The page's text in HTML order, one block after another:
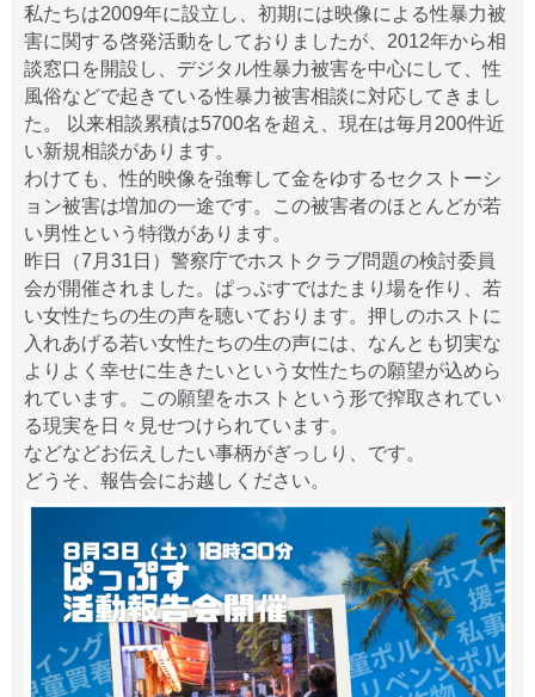
私たちは2009年に設立し、初期には映像による性暴力被
害に関する啓発活動をしておりましたが、2012年から相
談窓口を開設し、デジタル性暴力被害を中心にして、性
風俗などで起きている性暴力被害相談に対応してきまし
た。 以来相談累積は5700名を超え、現在は毎月200件近
い新規相談があります。
わけても、性的映像を強奪して金をゆするセクストーシ
ョン被害は増加の一途です。この被害者のほとんどが若
い男性という特徴があります。
昨日（7月31日）警察庁でホストクラブ問題の検討委員
会が開催されました。ぱっぷすではたまり場を作り、若
い女性たちの生の声を聴いております。押しのホストに
入れあげる若い女性たちの生の声には、なんとも切実な
よりよく幸せに生きたいという女性たちの願望が込めら
れています。この願望をホストという形で搾取されてい
る現実を日々見せつけられています。
などなどお伝えしたい事柄がぎっしり、です。
どうそ、報告会にお越しください。